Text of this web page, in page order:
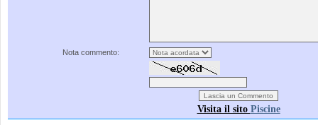
Nota commento:
Visita il sito Piscine